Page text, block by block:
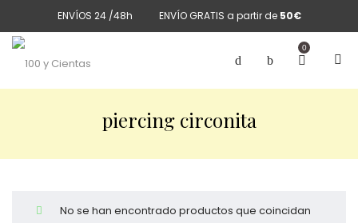
ENVÍOS 24 /48h ENVÍO GRATIS a partir de 50€
0
piercing circonita
No se han encontrado productos que coincidan